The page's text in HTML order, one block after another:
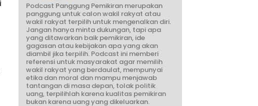
Podcast Panggung Pemikiran merupakan
panggung untuk calon wakil rakyat atau
wakil rakyat terpilih untuk mengenalkan diri.
Jangan hanya minta dukungan, tapi apa
yang ditawarkan baik pemikiran, ide
gagasan atau kebijakan apa yang akan
diambil jika terpilih. Podcast ini memberi
referensi untuk masyarakat agar memilih
wakil rakyat yang berdaulat, mempunyai
etika dan moral dan mampu menjawab
tantangan di masa depan, tolak politik
uang, terpilihlah karena kualitas pemikiran
bukan karena uang yang dikeluarkan.